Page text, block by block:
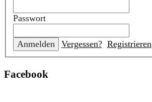
Passwort
Vergessen? Registrieren
Facebook